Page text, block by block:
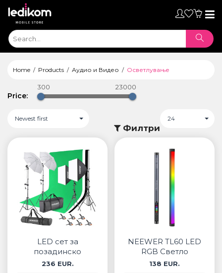
Home Products Аудио и Видео Осветлување
Price:
300 23000
Newest first 24
Филтри
LED сет за
позадинско
осветлување NK102
236 EUR.
NEEWER TL60 LED
RGB Светло
138 EUR.
ТАБЛЕТИ
• iPad
• Samsung
РЕМЕНИ ЗА ЧАСОВНИК